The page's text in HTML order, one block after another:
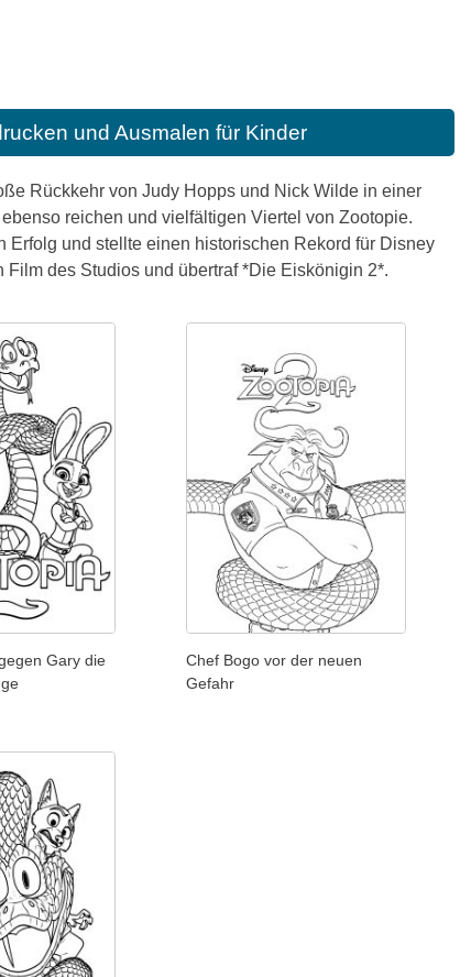
und Ausmalen für Kinder
Rückkehr von Judy Hopps und Nick Wilde in einer
reichen und vielfältigen Viertel von Zootopie.
und stellte einen historischen Rekord für Disney
des Studios und übertraf *Die Eiskönigin 2*.
Gary die
Chef Bogo vor der neuen
Gefahr